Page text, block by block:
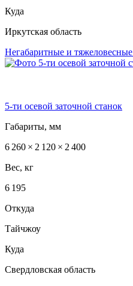
Куда
Иркутская область
Негабаритные и
5-ти осевой заточной станок
Габариты, мм
6 260 × 2 120 × 2 400
Вес, кг
6 195
Откуда
Тайчжоу
Куда
Свердловская область